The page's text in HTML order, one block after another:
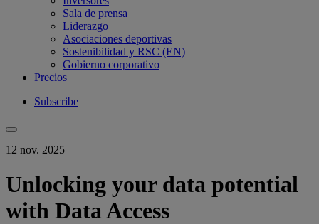
Sala de prensa
Liderazgo
Asociaciones deportivas
Sostenibilidad y RSC (EN)
Gobierno corporativo
Precios
Subscribe
12 nov. 2025
Unlocking your data potential
with Data Access